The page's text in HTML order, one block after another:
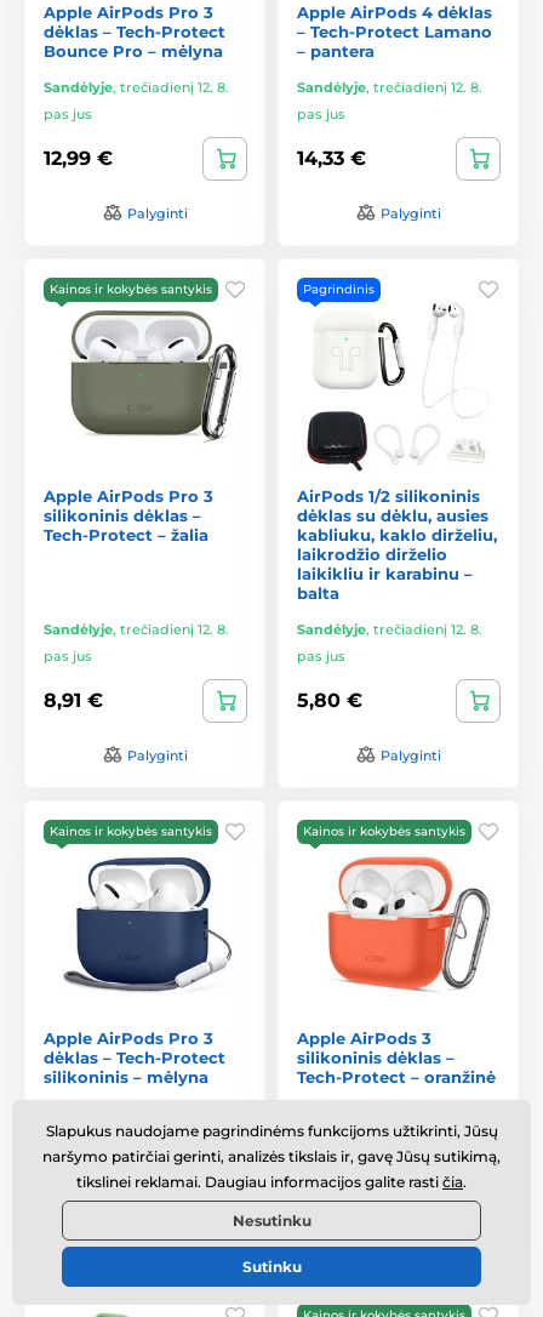
Apple AirPods Pro 3
dėklas – Tech-Protect
Bounce Pro – mėlyna
Sandėlyje, trečiadienį 12. 8.
pas jus
12,99 €
Palyginti
Apple AirPods 4 dėklas
– Tech-Protect Lamano
– pantera
Sandėlyje, trečiadienį 12. 8.
pas jus
14,33 €
Palyginti
Kainos ir kokybės santykis
Apple AirPods Pro 3
silikoninis dėklas –
Tech-Protect – žalia
Sandėlyje, trečiadienį 12. 8.
pas jus
8,91 €
Palyginti
Pagrindinis
AirPods 1/2 silikoninis
dėklas su dėklu, ausies
kabliuku, kaklo dirželiu,
laikrodžio dirželio
laikikliu ir karabinu –
balta
Sandėlyje, trečiadienį 12. 8.
pas jus
5,80 €
Palyginti
Kainos ir kokybės santykis
Apple AirPods Pro 3
dėklas – Tech-Protect
silikoninis – mėlyna
pas jus
9,49 €
Palyginti
Kainos ir kokybės santykis
Apple AirPods 3
silikoninis dėklas –
Tech-Protect – oranžinė
pas jus
8,91 €
Palyginti
Slapukus naudojame pagrindinėms funkcijoms užtikrinti, Jūsų
naršymo patirčiai gerinti, analizės tikslais ir, gavę Jūsų sutikimą,
tikslinei reklamai. Daugiau informacijos galite rasti čia.
Nesutinku
Sutinku